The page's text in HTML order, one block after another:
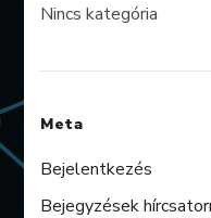
Nincs kategória
Meta
Bejelentkezés
Bejegyzések